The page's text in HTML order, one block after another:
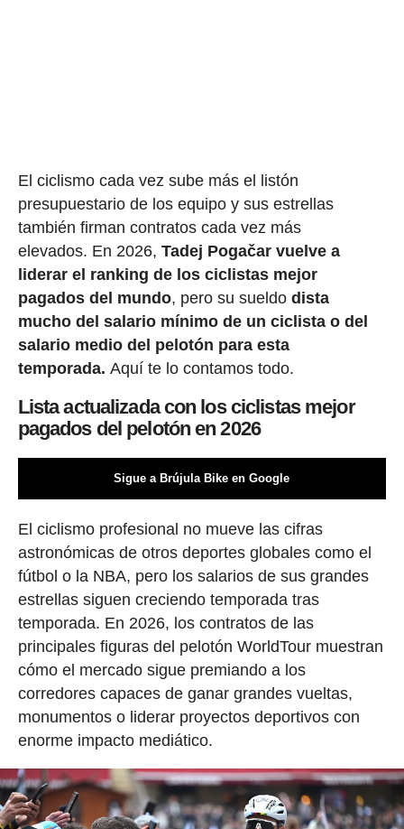
El ciclismo cada vez sube más el listón
presupuestario de los equipo y sus estrellas
también firman contratos cada vez más
elevados. En 2026, Tadej Pogačar vuelve a
liderar el ranking de los ciclistas mejor
pagados del mundo, pero su sueldo dista
mucho del salario mínimo de un ciclista o del
salario medio del pelotón para esta
temporada. Aquí te lo contamos todo.
Lista actualizada con los ciclistas mejor
pagados del pelotón en 2026
Sigue a Brújula Bike en Google
El ciclismo profesional no mueve las cifras
astronómicas de otros deportes globales como el
fútbol o la NBA, pero los salarios de sus grandes
estrellas siguen creciendo temporada tras
temporada. En 2026, los contratos de las
principales figuras del pelotón WorldTour muestran
cómo el mercado sigue premiando a los
corredores capaces de ganar grandes vueltas,
monumentos o liderar proyectos deportivos con
enorme impacto mediático.